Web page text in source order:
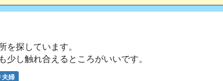
を探しています。
少し触れ合えるところがいいです。
夫婦